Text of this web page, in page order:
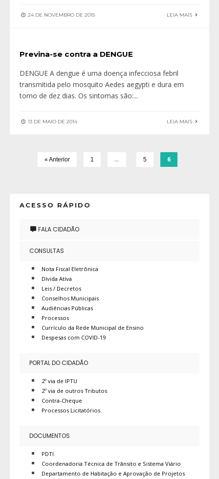
24 DE NOVEMBRO DE 2015 LEIA MAIS
Previna-se contra a DENGUE
DENGUE A dengue é uma doença infecciosa febril
transmitida pelo mosquito Aedes aegypti e dura em
torno de dez dias. Os sintomas são:...
13 DE MAIO DE 2014 LEIA MAIS
« Anterior 1 … 5 6
ACESSO RÁPIDO
FALA CIDADÃO
CONSULTAS
Nota Fiscal Eletrônica
Dívida Atíva
Leis / Decretos
Conselhos Municipais
Audiências Públicas
Processos
Currículo da Rede Municipal de Ensino
Despesas com COVID-19
PORTAL DO CIDADÃO
2º via de IPTU
2º via de outros Tributos
Contra-Cheque
Processos Licitatórios
DOCUMENTOS
PDTI
Coordenadoria Técnica de Trânsito e Sistema Viário
Departamento de Habitação e Aprovação de Projetos